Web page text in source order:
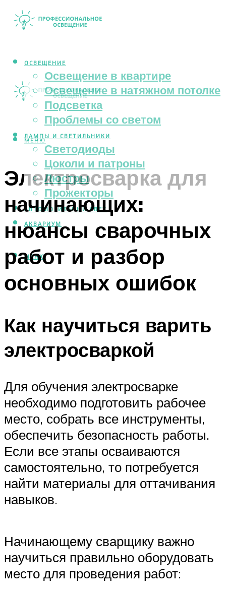
ОСВЕЩЕНИЕ
Освещение в квартире
Освещение в натяжном потолке
Подсветка
Проблемы со светом
ЛАМПЫ И СВЕТИЛЬНИКИ
Светодиоды
Цоколи и патроны
Люстры
Прожекторы
АВТОМОБИЛЬНЫЙ СВЕТ
АКВАРИУМ
МЕНЮ
МЕНЮ
Электросварка для
начинающих:
нюансы сварочных
работ и разбор
основных ошибок
Как научиться варить
электросваркой
Для обучения электросварке
необходимо подготовить рабочее
место, собрать все инструменты,
обеспечить безопасность работы.
Если все этапы осваиваются
самостоятельно, то потребуется
найти материалы для оттачивания
навыков.
Начинающему сварщику важно
научиться правильно оборудовать
место для проведения работ: